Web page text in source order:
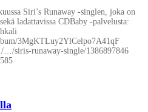
Siri’s Runaway -singlen, joka on
ladattavissa CDBaby -palvelusta:
3MgKTLuy2YlCelpo7A41qF
siris-runaway-single/1386897846